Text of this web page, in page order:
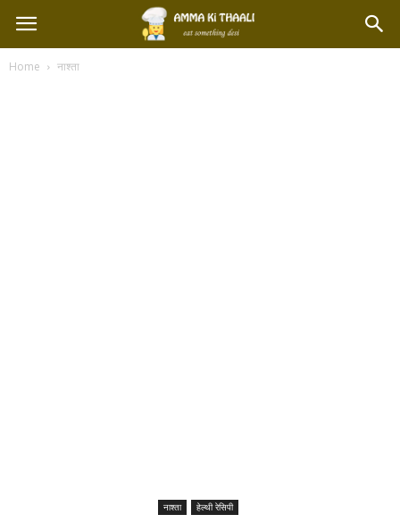
Home नाश्ता
नाश्ता हेल्थी रेसिपी